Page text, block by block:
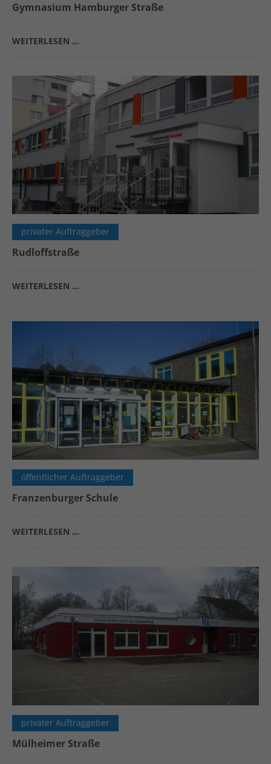
Gymnasium Hamburger Straße
WEITERLESEN …
privater Auftraggeber
Rudloffstraße
WEITERLESEN …
öffentlicher Auftraggeber
Franzenburger Schule
WEITERLESEN …
privater Auftraggeber
Mülheimer Straße